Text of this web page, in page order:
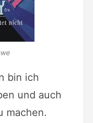
bin ich
und auch
machen.